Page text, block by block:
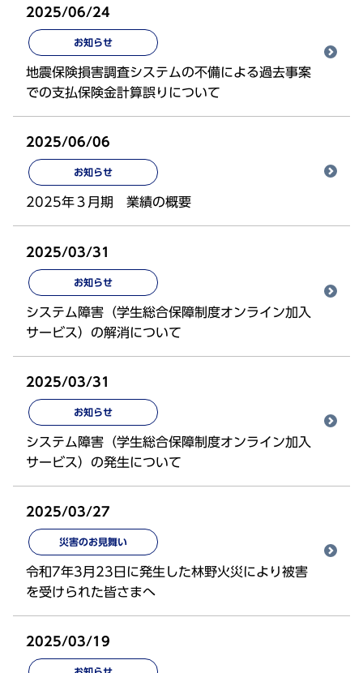
2025/06/24
お知らせ
地震保険損害調査システムの不備による過去事案
での支払保険金計算誤りについて
2025/06/06
お知らせ
2025年３月期 業績の概要
2025/03/31
お知らせ
システム障害（学生総合保障制度オンライン加入
サービス）の解消について
2025/03/31
お知らせ
システム障害（学生総合保障制度オンライン加入
サービス）の発生について
2025/03/27
災害のお見舞い
令和7年3月23日に発生した林野火災により被害
を受けられた皆さまへ
2025/03/19